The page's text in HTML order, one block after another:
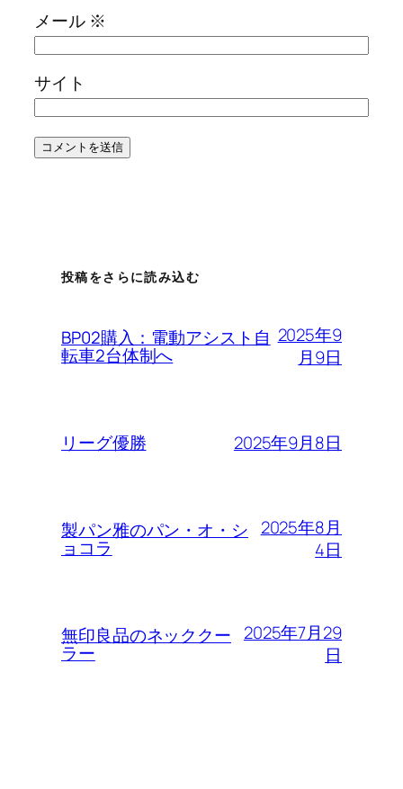
メール ※
サイト
投稿をさらに読み込む
BP02購入：電動アシスト自
転車2台体制へ
2025年9
月9日
リーグ優勝 2025年9月8日
製パン雅のパン・オ・シ
ョコラ
2025年8月
4日
無印良品のネッククー
ラー
2025年7月29
日